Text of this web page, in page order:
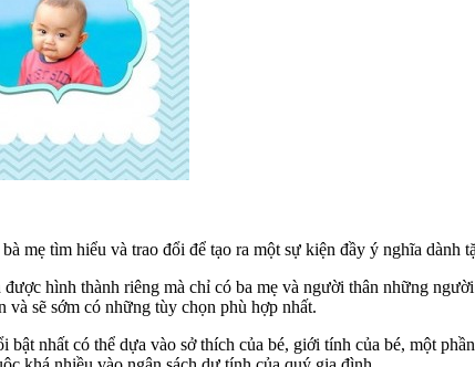
mẹ tìm hiểu và trao đổi để tạo ra một sự kiện đầy ý nghĩa dành
hình thành riêng mà chỉ có ba mẹ và người thân những
sẽ sớm có những tùy chọn phù hợp nhất.
nhất có thể dựa vào sở thích của bé, giới tính của bé, một